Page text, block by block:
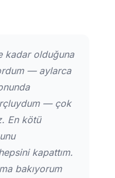
kadar olduğuna
— aylarca
— çok
En kötü
kapattım.
bakıyorum